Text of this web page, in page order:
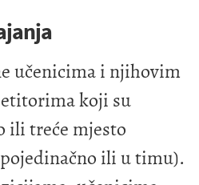
učenicima i njihovim
koji su
ili treće mjesto
ili u timu).